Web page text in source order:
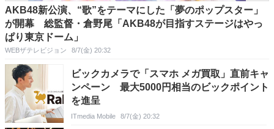
AKB48新公演、“歌”をテーマにした「夢のポップスター」
が開幕 総監督・倉野尾「AKB48が目指すステージはやっ
ぱり東京ドーム」
WEBザテレビジョン 8/7(金) 20:32
ビックカメラで「スマホ メガ買取」直前キャ
ンペーン 最大5000円相当のビックポイント
を進呈
ITmedia Mobile 8/7(金) 20:32